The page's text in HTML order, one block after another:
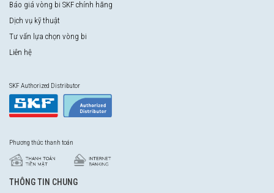
Báo giá vòng bi SKF chính hãng
Dịch vụ kỹ thuật
Tư vấn lựa chọn vòng bi
Liên hệ
SKF Authorized Distributor
Phương thức thanh toán
THÔNG TIN CHUNG